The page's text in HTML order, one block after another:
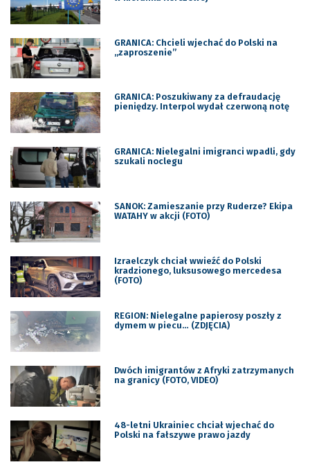
GRANICA: Chcieli wjechać do Polski na
„zaproszenie”
GRANICA: Poszukiwany za defraudację
pieniędzy. Interpol wydał czerwoną notę
GRANICA: Nielegalni imigranci wpadli, gdy
szukali noclegu
SANOK: Zamieszanie przy Ruderze? Ekipa
WATAHY w akcji (FOTO)
Izraelczyk chciał wwieźć do Polski
kradzionego, luksusowego mercedesa
(FOTO)
REGION: Nielegalne papierosy poszły z
dymem w piecu… (ZDJĘCIA)
Dwóch imigrantów z Afryki zatrzymanych
na granicy (FOTO, VIDEO)
48-letni Ukrainiec chciał wjechać do
Polski na fałszywe prawo jazdy